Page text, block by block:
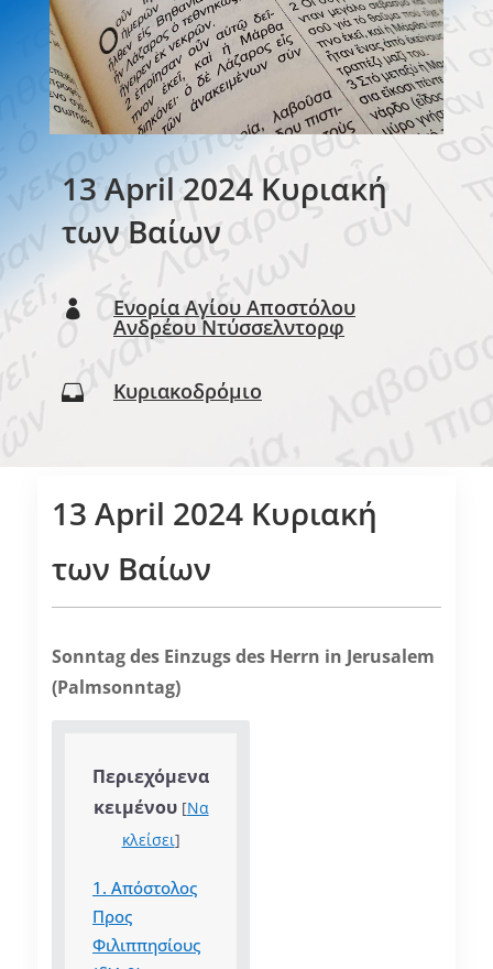
13 April 2024 Κυριακή
των Βαίων
 Ενορία Αγίου Αποστόλου
Ανδρέου Ντύσσελντορφ
 Κυριακοδρόμιο
13 April 2024 Κυριακή
των Βαίων
Sonntag des Einzugs des Herrn in Jerusalem
(Palmsonntag)
Περιεχόμενα
κειμένου [Να
κλείσει]
1. Απόστολος
Προς
Φιλιππησίους